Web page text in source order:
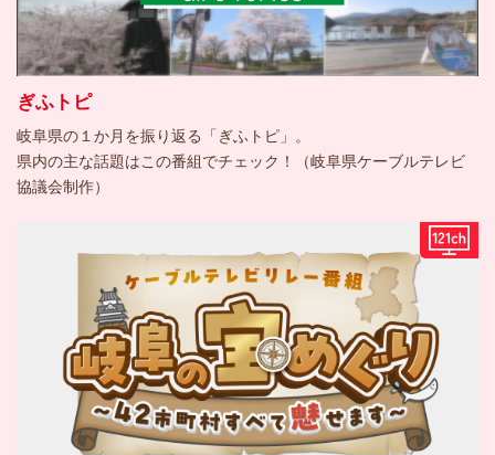
ぎふトピ
岐阜県の１か月を振り返る「ぎふトピ」。
県内の主な話題はこの番組でチェック！（岐阜県ケーブルテレビ
協議会制作）